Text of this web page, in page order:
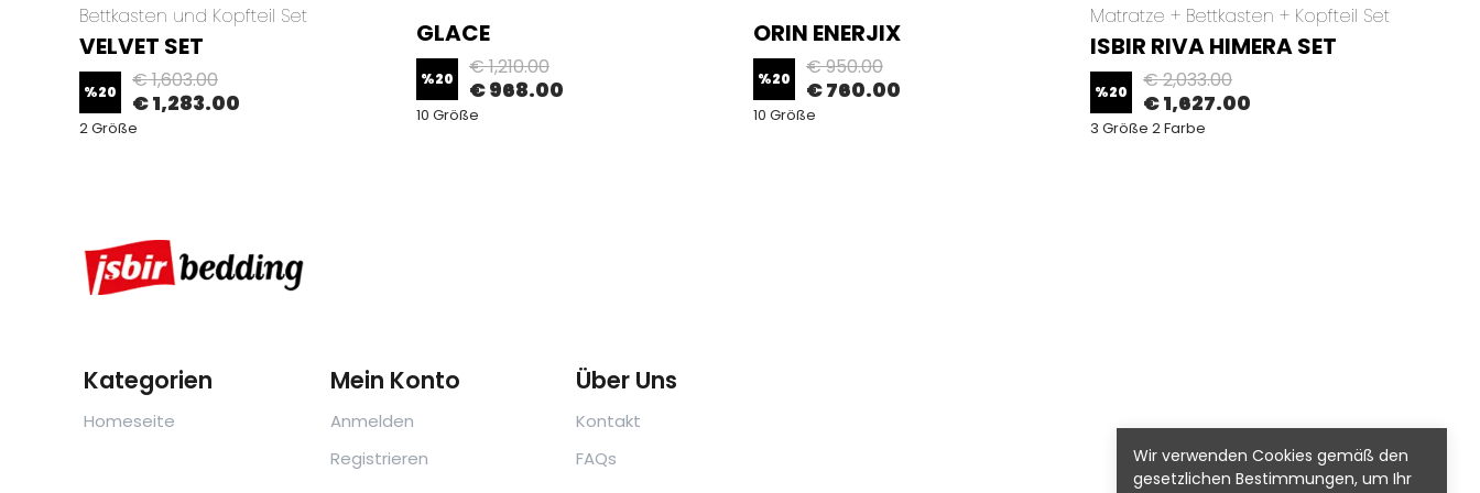
Wir verwenden Cookies gemäß den
gesetzlichen Bestimmungen, um Ihr
Bettkasten und Kopfteil Set
VELVET SET
%20 € 1,603.00
€ 1,283.00
2 Größe
GLACE
%20 € 1,210.00
€ 968.00
10 Größe
ORIN ENERJIX
%20 € 950.00
€ 760.00
10 Größe
Matratze + Bettkasten + Kopfteil Set
ISBIR RIVA HIMERA SET
%20 € 2,033.00
€ 1,627.00
3 Größe 2 Farbe
Kategorien
Homeseite
Mein Konto
Anmelden
Registrieren
Über Uns
Kontakt
FAQs